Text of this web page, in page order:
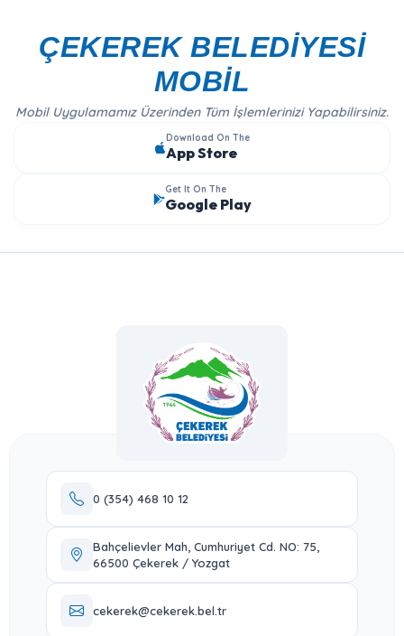
ÇEKEREK BELEDİYESİ
MOBİL
Mobil Uygulamamız Üzerinden Tüm İşlemlerinizi Yapabilirsiniz.
Download On The
App Store
Get It On The
Google Play
0 (354) 468 10 12
Bahçelievler Mah, Cumhuriyet Cd. NO: 75,
66500 Çekerek / Yozgat
cekerek@cekerek.bel.tr